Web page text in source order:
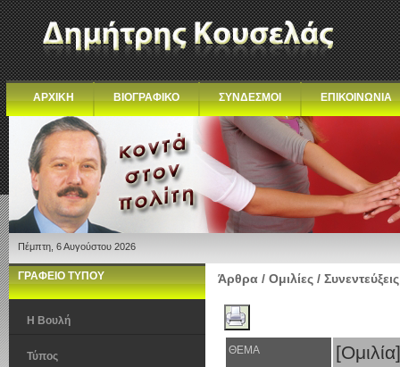
ΑΡΧΙΚΗ ΒΙΟΓΡΑΦΙΚΟ ΣΥΝΔΕΣΜΟΙ ΕΠΙΚΟΙΝΩΝΙΑ
Πέμπτη, 6 Αυγούστου 2026
ΓΡΑΦΕΙΟ ΤΥΠΟΥ
Η Βουλή
Τύπος
Άρθρα / Ομιλίες / Συνεντεύξεις
ΘΕΜΑ